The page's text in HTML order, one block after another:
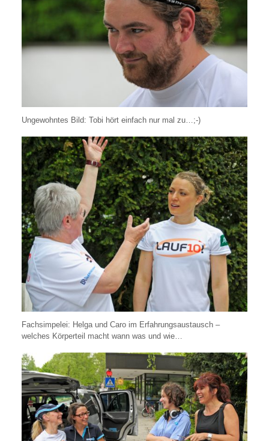
Ungewohntes Bild: Tobi hört einfach nur mal zu…;-)
Fachsimpelei: Helga und Caro im Erfahrungsaustausch –
welches Körperteil macht wann was und wie…